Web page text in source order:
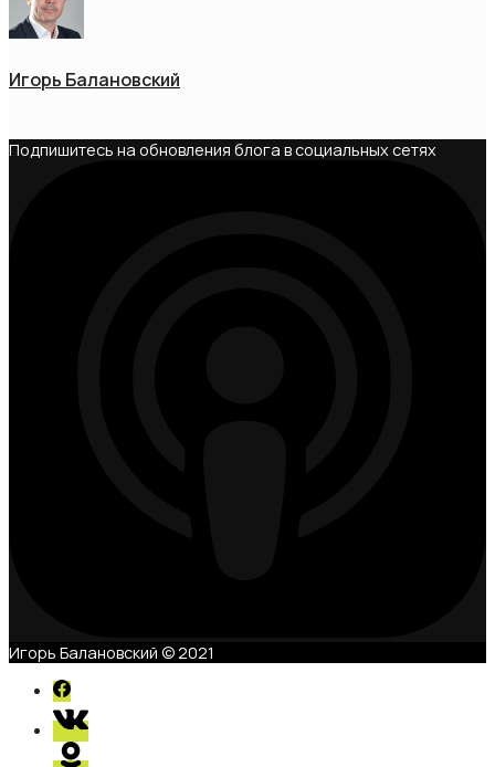
Игорь Балановский
Подпишитесь на обновления блога в социальных сетях
Игорь Балановский © 2021